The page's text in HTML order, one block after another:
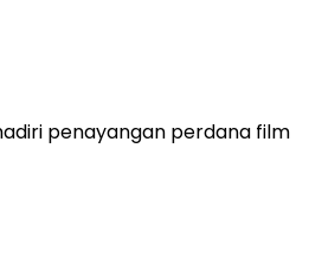
penayangan perdana film